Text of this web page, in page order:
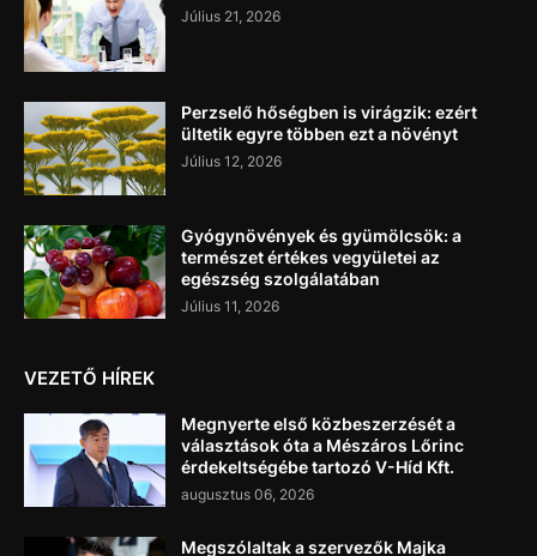
Július 21, 2026
Perzselő hőségben is virágzik: ezért
ültetik egyre többen ezt a növényt
Július 12, 2026
Gyógynövények és gyümölcsök: a
természet értékes vegyületei az
egészség szolgálatában
Július 11, 2026
VEZETŐ HÍREK
Megnyerte első közbeszerzését a
választások óta a Mészáros Lőrinc
érdekeltségébe tartozó V-Híd Kft.
augusztus 06, 2026
Megszólaltak a szervezők Majka